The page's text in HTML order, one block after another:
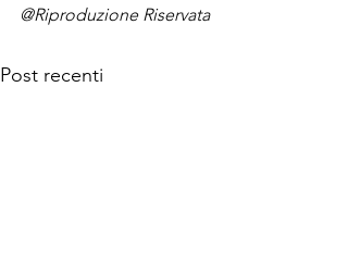
@Riproduzione Riservata
Post recenti